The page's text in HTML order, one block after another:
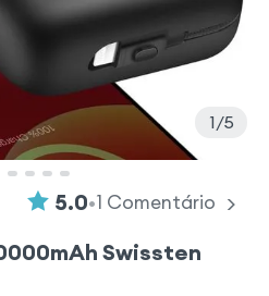
1 5
5.0•1 Comentário
Swissten